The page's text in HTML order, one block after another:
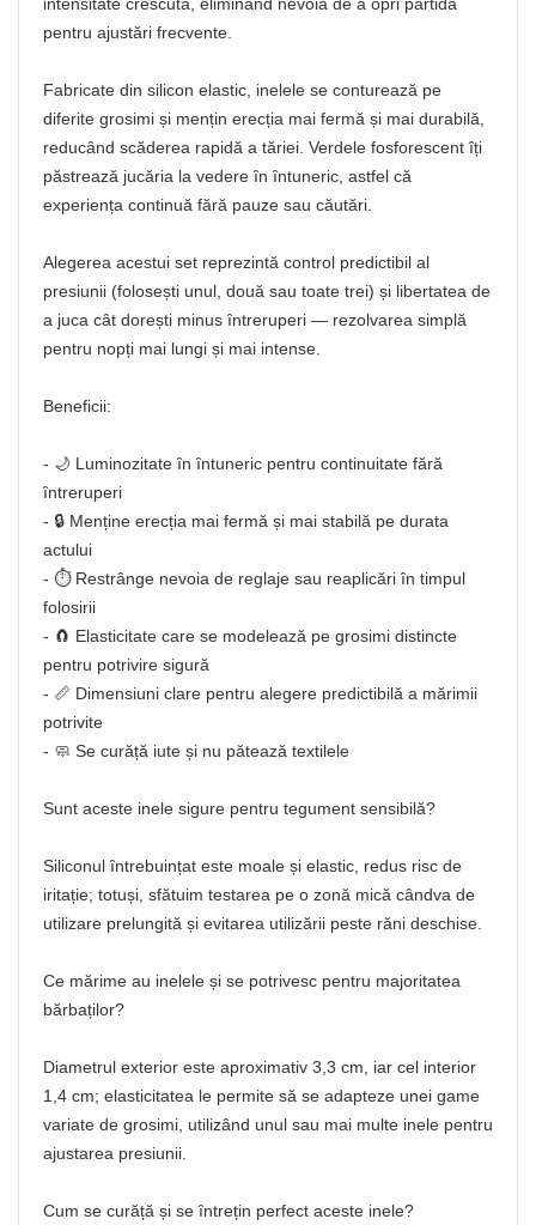
intensitate crescută, eliminând nevoia de a opri partida
pentru ajustări frecvente.
Fabricate din silicon elastic, inelele se conturează pe
diferite grosimi și mențin erecția mai fermă și mai durabilă,
reducând scăderea rapidă a tăriei. Verdele fosforescent îți
păstrează jucăria la vedere în întuneric, astfel că
experiența continuă fără pauze sau căutări.
Alegerea acestui set reprezintă control predictibil al
presiunii (folosești unul, două sau toate trei) și libertatea de
a juca cât dorești minus întreruperi — rezolvarea simplă
pentru nopți mai lungi și mai intense.
Beneficii:
- 🌙 Luminozitate în întuneric pentru continuitate fără
întreruperi
- 🔒 Menține erecția mai fermă și mai stabilă pe durata
actului
- ⏱ Restrânge nevoia de reglaje sau reaplicări în timpul
folosirii
- 🧲 Elasticitate care se modelează pe grosimi distincte
pentru potrivire sigură
- 📏 Dimensiuni clare pentru alegere predictibilă a mărimii
potrivite
- 🧼 Se curăță iute și nu pătează textilele
Sunt aceste inele sigure pentru tegument sensibilă?
Siliconul întrebuințat este moale și elastic, redus risc de
iritație; totuși, sfătuim testarea pe o zonă mică cândva de
utilizare prelungită și evitarea utilizării peste răni deschise.
Ce mărime au inelele și se potrivesc pentru majoritatea
bărbaților?
Diametrul exterior este aproximativ 3,3 cm, iar cel interior
1,4 cm; elasticitatea le permite să se adapteze unei game
variate de grosimi, utilizând unul sau mai multe inele pentru
ajustarea presiunii.
Cum se curăță și se întrețin perfect aceste inele?